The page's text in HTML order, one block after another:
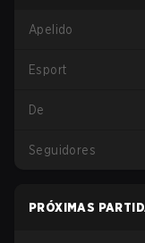
Apelido
Esport
De
Seguidores
PRÓXIMAS